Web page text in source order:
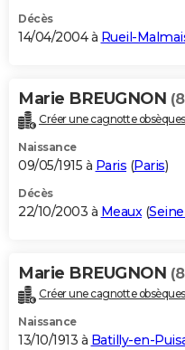
Décès
14/04/2004 à Rueil-
Marie BREUGNON
Créer une cagnotte obsèques
Naissance
09/05/1915 à Paris (Paris)
Décès
22/10/2003 à Meaux(
Marie BREUGNON
Créer une cagnotte obsèques
Naissance
13/10/1913 à Batilly-en-